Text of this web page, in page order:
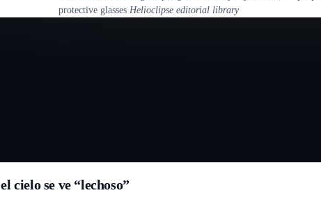
protective glasses Helioclipse editorial library
cielo se ve “lechoso”